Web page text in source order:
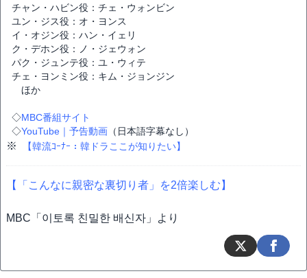
チャン・ハビン役：チェ・ウォンビン
ユン・ジス役：オ・ヨンス
イ・オジン役：ハン・イェリ
ク・デホン役：ノ・ジェウォン
パク・ジュンテ役：ユ・ウィテ
チェ・ヨンミン役：キム・ジョンジン
ほか
◇MBC番組サイト
◇YouTube｜予告動画 （日本語字幕なし）
※ 【韓流ｺｰﾅｰ：韓ドラここが知りたい】
【「こんなに親密な裏切り者」を2倍楽しむ】
MBC「이토록 친밀한 배신자」より